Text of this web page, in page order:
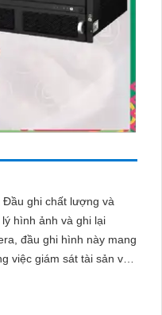
ghi chất lượng và
hình ảnh và ghi lại
việc giám sát tài sản và